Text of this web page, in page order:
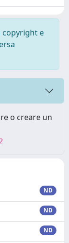
copyright e
o creare un
ND
ND
ND